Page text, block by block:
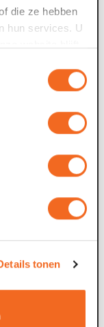
die ze hebben
hun services. U
tonen